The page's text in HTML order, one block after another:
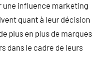
une influence marketing
quant à leur décision
plus en plus de marques
dans le cadre de leurs